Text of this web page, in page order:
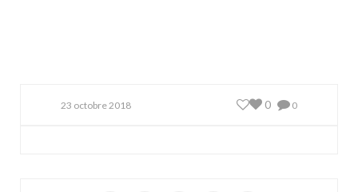
23 octobre 2018 0
0